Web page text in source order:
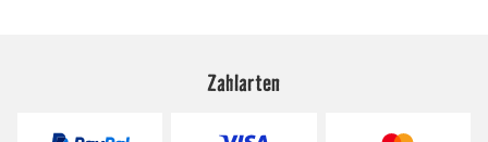
Zahlarten